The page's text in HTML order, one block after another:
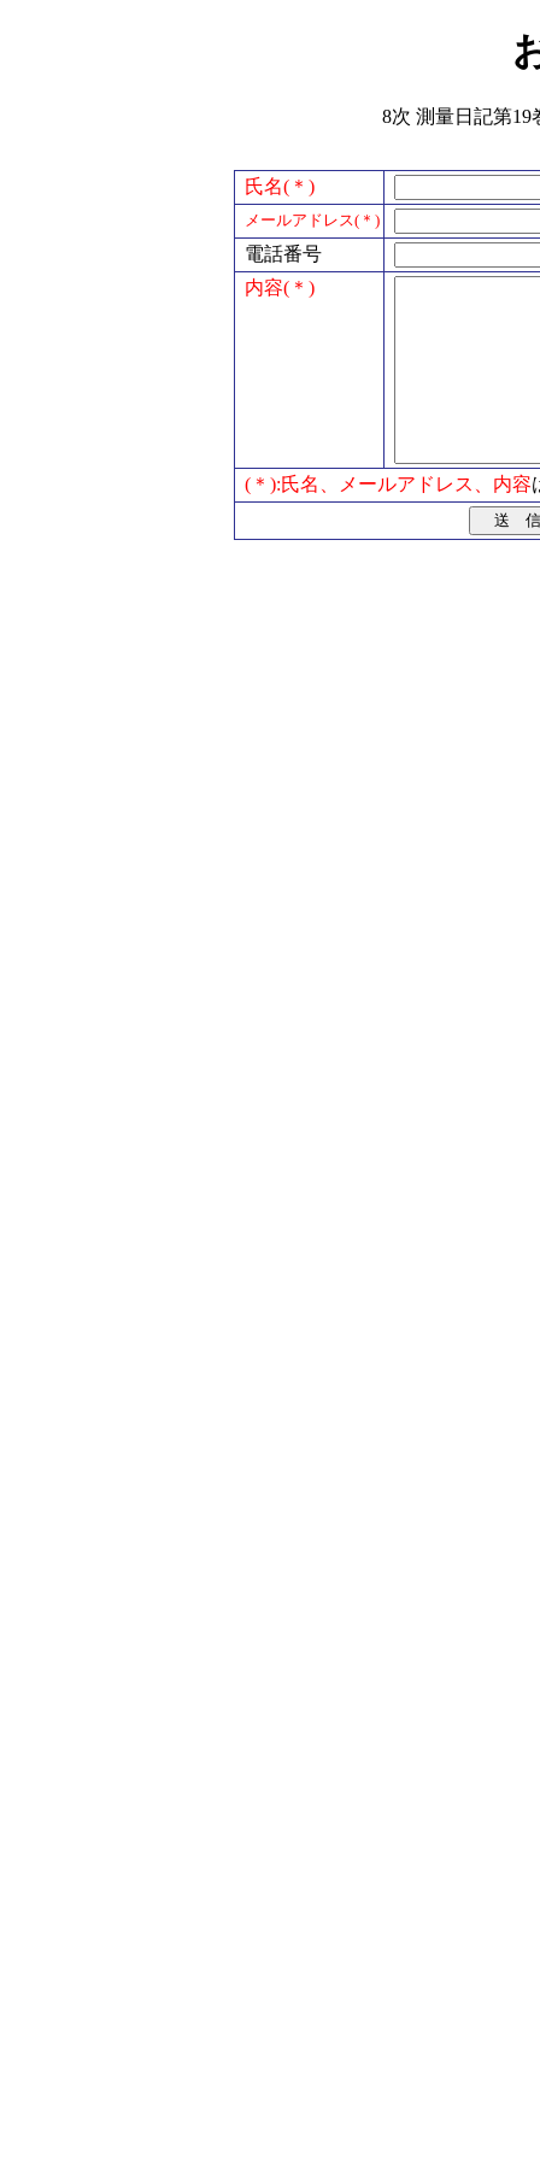
8次 測量日記第
氏名(＊)
メールアドレス(＊)
電話番号
内容(＊)
(＊):氏名、メールアドレス、内容